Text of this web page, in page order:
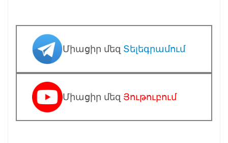
Միացիր մեզ Տելեգրամում
Միացիր մեզ Յութուբում